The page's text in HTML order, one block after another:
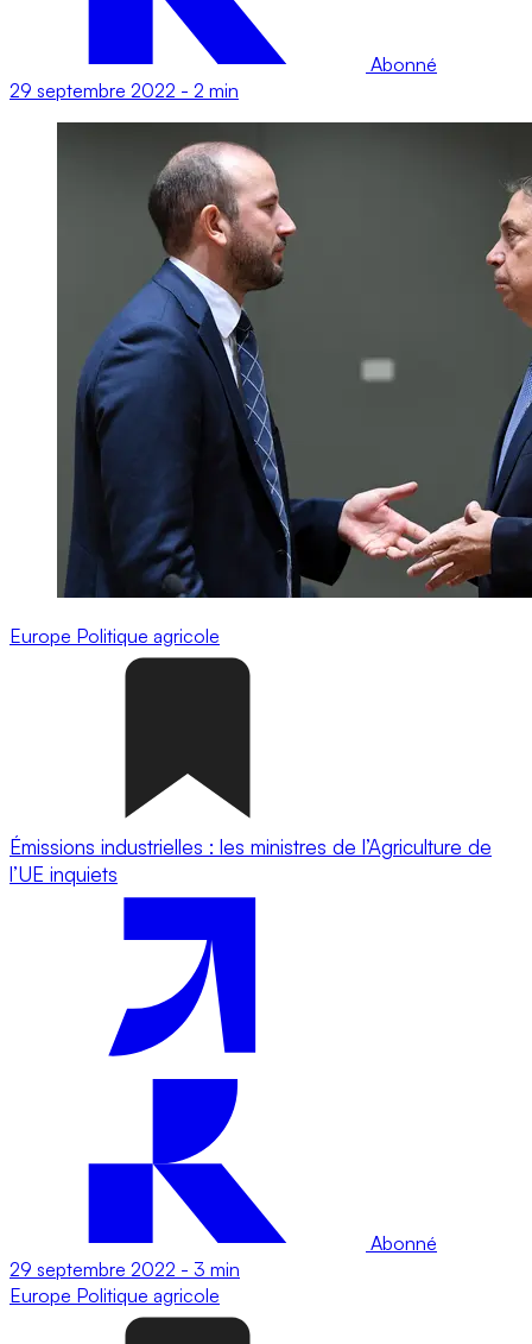
Abonné
29 septembre 2022 - 2 min
Europe Politique agricole
Émissions industrielles : les ministres de l’Agriculture de
l’UE inquiets
Abonné
29 septembre 2022 - 3 min
Europe Politique agricole